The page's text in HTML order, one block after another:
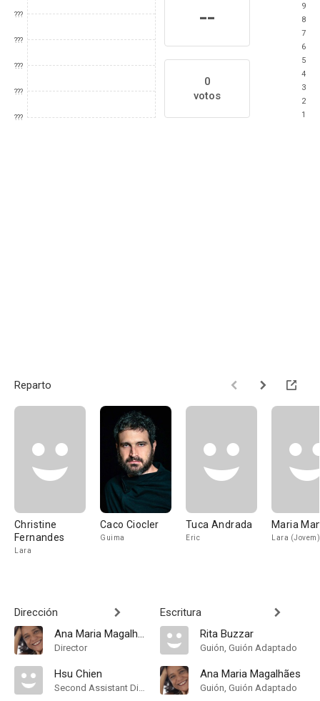
???
???
???
???
???
--
0
votos
9
8
7
6
5
4
3
2
1
Reparto
Christine
Fernandes
Lara
Caco Ciocler
Guima
Tuca Andrada
Eric
Maria
Lara (Jovem)
Dirección
Ana Maria Magalhães
Director
Hsu Chien
Second Assistant Director
Escritura
Rita Buzzar
Guión, Guión Adaptado
Ana Maria Magalhães
Guión, Guión Adaptado